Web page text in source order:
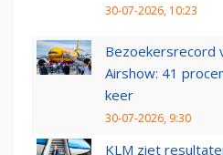
30-07-2026, 10:23
Bezoekersrecord
Airshow: 41
keer
30-07-2026, 9:30
KLM ziet